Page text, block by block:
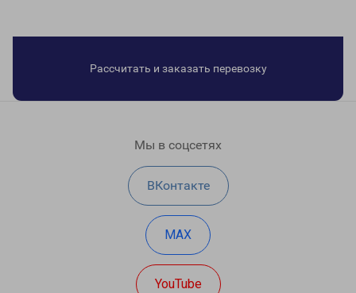
Рассчитать и заказать перевозку
Мы в соцсетях
ВКонтакте
MAX
YouTube